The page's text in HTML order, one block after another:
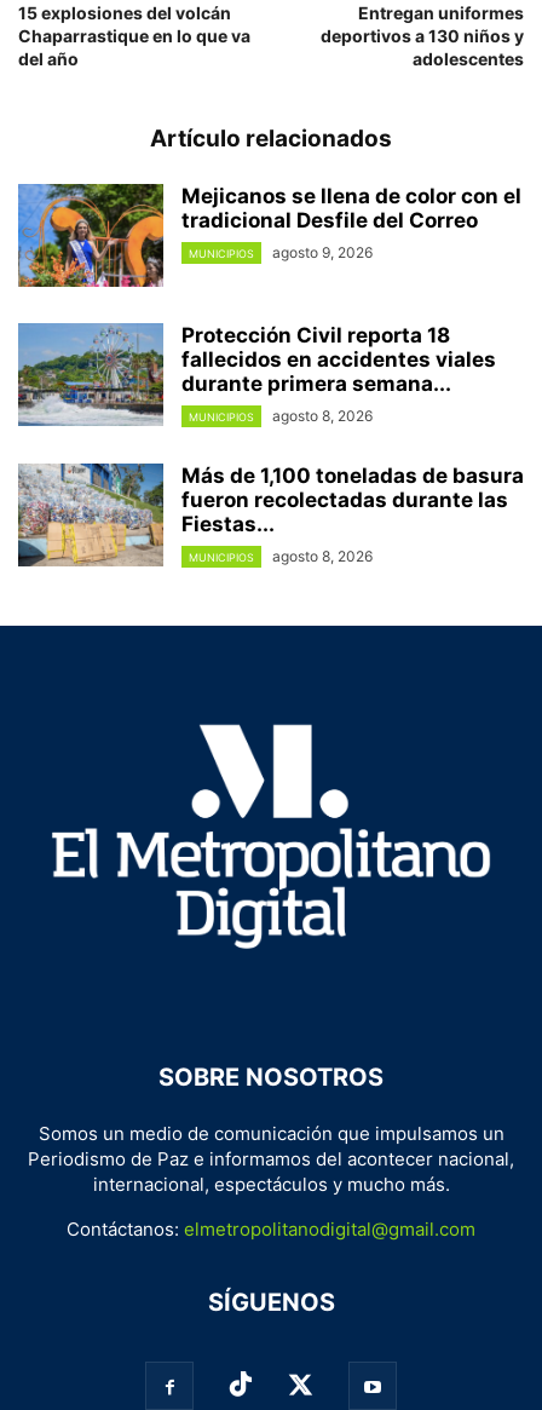
15 explosiones del volcán
Chaparrastique en lo que va
del año
Entregan uniformes
deportivos a 130 niños y
adolescentes
Artículo relacionados
Mejicanos se llena de color con el
tradicional Desfile del Correo
MUNICIPIOS agosto 9, 2026
Protección Civil reporta 18
fallecidos en accidentes viales
durante primera semana...
MUNICIPIOS agosto 8, 2026
Más de 1,100 toneladas de basura
fueron recolectadas durante las
Fiestas...
MUNICIPIOS agosto 8, 2026
SOBRE NOSOTROS
Somos un medio de comunicación que impulsamos un
Periodismo de Paz e informamos del acontecer nacional,
internacional, espectáculos y mucho más.
Contáctanos: elmetropolitanodigital@gmail.com
SÍGUENOS